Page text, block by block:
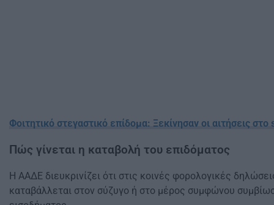
Φοιτητικό στεγαστικό επίδομα: Ξεκίνησαν οι αιτήσεις
Πώς γίνεται η καταβολή του επιδόματος
Η ΑΑΔΕ διευκρινίζει ότι στις κοινές φορολογικές
καταβάλλεται στον σύζυγο ή στο μέρος συμφώνου